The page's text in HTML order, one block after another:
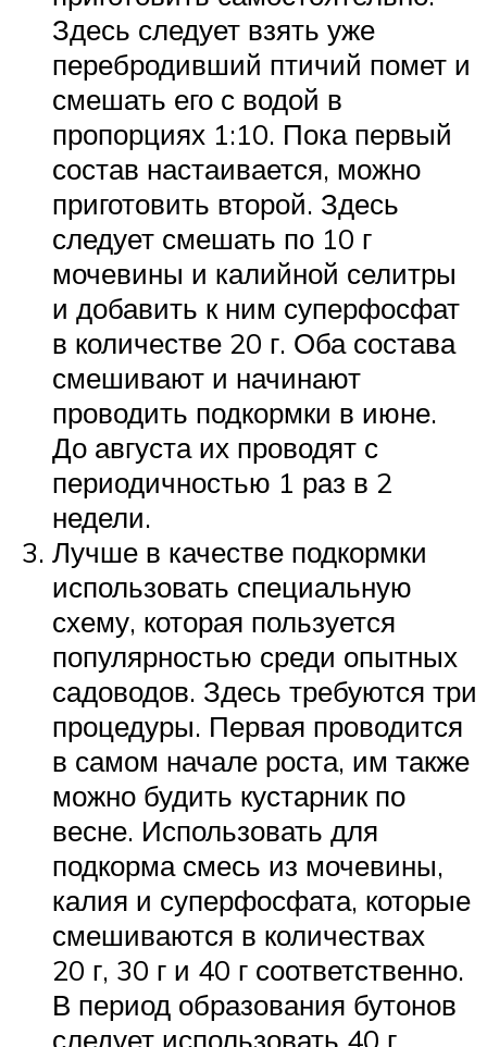
Здесь следует взять уже
перебродивший птичий помет и
смешать его с водой в
пропорциях 1:10. Пока первый
состав настаивается, можно
приготовить второй. Здесь
следует смешать по 10 г
мочевины и калийной селитры
и добавить к ним суперфосфат
в количестве 20 г. Оба состава
смешивают и начинают
проводить подкормки в июне.
До августа их проводят с
периодичностью 1 раз в 2
недели.
Лучше в качестве подкормки
использовать специальную
схему, которая пользуется
популярностью среди опытных
садоводов. Здесь требуются три
процедуры. Первая проводится
в самом начале роста, им также
можно будить кустарник по
весне. Использовать для
подкорма смесь из мочевины,
калия и суперфосфата, которые
смешиваются в количествах
20 г, 30 г и 40 г соответственно.
В период образования бутонов
следует использовать 40 г